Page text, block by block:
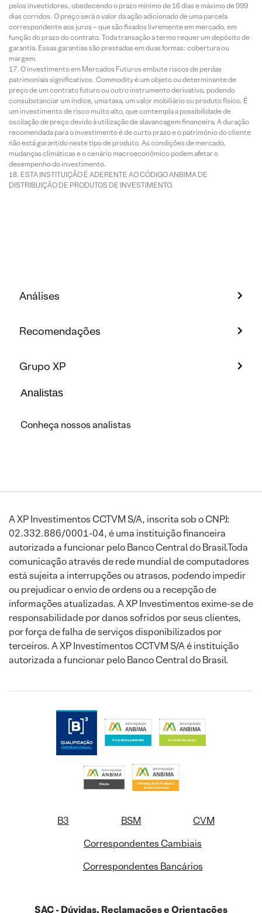
pelos investidores, obedecendo o prazo mínimo de 16 dias e máximo de 999
dias corridos. O preço será o valor da ação adicionado de uma parcela
correspondente aos juros – que são fixados livremente em mercado, em
função do prazo do contrato. Toda transação a termo requer um depósito de
garantia. Essas garantias são prestadas em duas formas: cobertura ou
margem.
O investimento em Mercados Futuros embute riscos de perdas
patrimoniais significativos. Commodity é um objeto ou determinante de
preço de um contrato futuro ou outro instrumento derivativo, podendo
consubstanciar um índice, uma taxa, um valor mobiliário ou produto físico. É
um investimento de risco muito alto, que contempla a possibilidade de
oscilação de preço devido à utilização de alavancagem financeira. A duração
recomendada para o investimento é de curto prazo e o patrimônio do cliente
não está garantido neste tipo de produto. As condições de mercado,
mudanças climáticas e o cenário macroeconômico podem afetar o
desempenho do investimento.
ESTA INSTITUIÇÃO É ADERENTE AO CÓDIGO ANBIMA DE
DISTRIBUIÇÃO DE PRODUTOS DE INVESTIMENTO.
Análises
Recomendações
Grupo XP
Analistas
Conheça nossos analistas
A XP Investimentos CCTVM S/A, inscrita sob o CNPJ:
02.332.886/0001-04, é uma instituição financeira
autorizada a funcionar pelo Banco Central do Brasil.Toda
comunicação através de rede mundial de computadores
está sujeita a interrupções ou atrasos, podendo impedir
ou prejudicar o envio de ordens ou a recepção de
informações atualizadas. A XP Investimentos exime-se de
responsabilidade por danos sofridos por seus clientes,
por força de falha de serviços disponibilizados por
terceiros. A XP Investimentos CCTVM S/A é instituição
autorizada a funcionar pelo Banco Central do Brasil.
B3 BSM
CVM
Correspondentes Cambiais
Correspondentes Bancários
SAC - Dúvidas, Reclamações e Orientações